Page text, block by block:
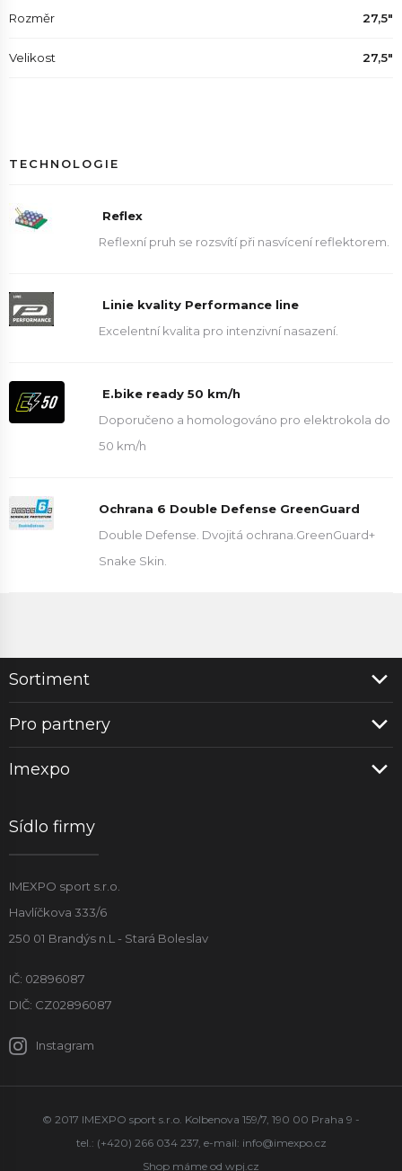
Rozměr 27,5"
Velikost 27,5"
TECHNOLOGIE
Reflex
Reflexní pruh se rozsvítí při nasvícení reflektorem.
Linie kvality Performance line
Excelentní kvalita pro intenzivní nasazení.
E.bike ready 50 km/h
Doporučeno a homologováno pro elektrokola do
50 km/h
Ochrana 6 Double Defense GreenGuard
Double Defense. Dvojitá ochrana.GreenGuard+
Snake Skin.
Sortiment
Pro partnery
Imexpo
Sídlo firmy
IMEXPO sport s.r.o.
Havlíčkova 333/6
250 01 Brandýs n.L - Stará Boleslav
IČ: 02896087
DIČ: CZ02896087
Instagram
© 2017 IMEXPO sport s.r.o. Kolbenova 159/7, 190 00 Praha 9 -
tel.: (+420) 266 034 237, e-mail: info@imexpo.cz
Shop máme od wpj.cz